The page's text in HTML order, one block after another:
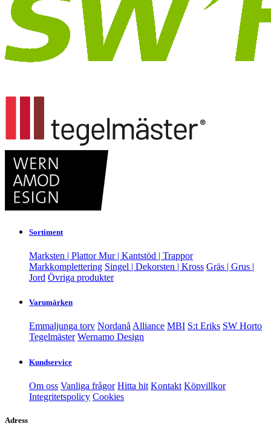
Sortiment
Marksten | PlattorMur | Kantstöd | Trappor
Markkomplettering Singel | Dekorsten | Kross Gräs | Grus |
Jord Övriga produkter
Varumärken
Emmaljunga torv Nordanå Alliance MBI S:t Eriks SW Horto
Tegelmäster Wernamo Design
Kundservice
Om oss Vanliga frågor Hitta hit Kontakt Köpvillkor
Integritetspolicy Cookies
Adress